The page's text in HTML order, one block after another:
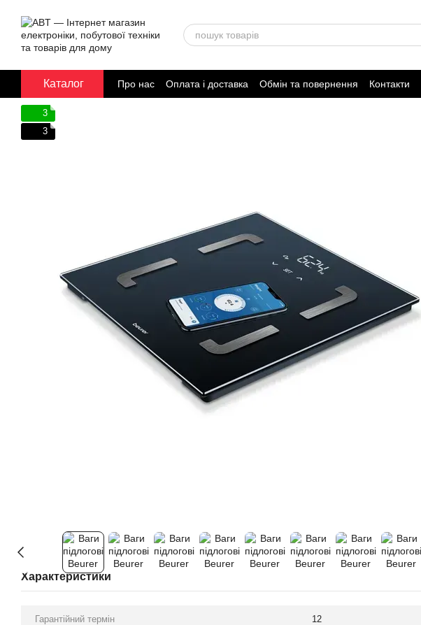
Каталог Про нас Оплата і доставка Обмін та повернення Контакти
Договір публічної оферти
3
3
Характеристики
Гарантійний термін 12